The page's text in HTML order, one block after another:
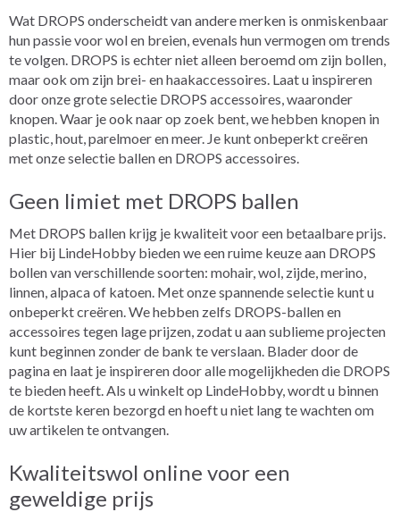
Wat DROPS onderscheidt van andere merken is onmiskenbaar
hun passie voor wol en breien, evenals hun vermogen om trends
te volgen. DROPS is echter niet alleen beroemd om zijn bollen,
maar ook om zijn brei- en haakaccessoires. Laat u inspireren
door onze grote selectie DROPS accessoires, waaronder
knopen. Waar je ook naar op zoek bent, we hebben knopen in
plastic, hout, parelmoer en meer. Je kunt onbeperkt creëren
met onze selectie ballen en DROPS accessoires.
Geen limiet met DROPS ballen
Met DROPS ballen krijg je kwaliteit voor een betaalbare prijs.
Hier bij LindeHobby bieden we een ruime keuze aan DROPS
bollen van verschillende soorten: mohair, wol, zijde, merino,
linnen, alpaca of katoen. Met onze spannende selectie kunt u
onbeperkt creëren. We hebben zelfs DROPS-ballen en
accessoires tegen lage prijzen, zodat u aan sublieme projecten
kunt beginnen zonder de bank te verslaan. Blader door de
pagina en laat je inspireren door alle mogelijkheden die DROPS
te bieden heeft. Als u winkelt op LindeHobby, wordt u binnen
de kortste keren bezorgd en hoeft u niet lang te wachten om
uw artikelen te ontvangen.
Kwaliteitswol online voor een
geweldige prijs